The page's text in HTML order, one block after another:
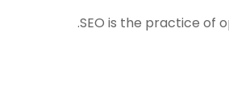
SEO is the practice of